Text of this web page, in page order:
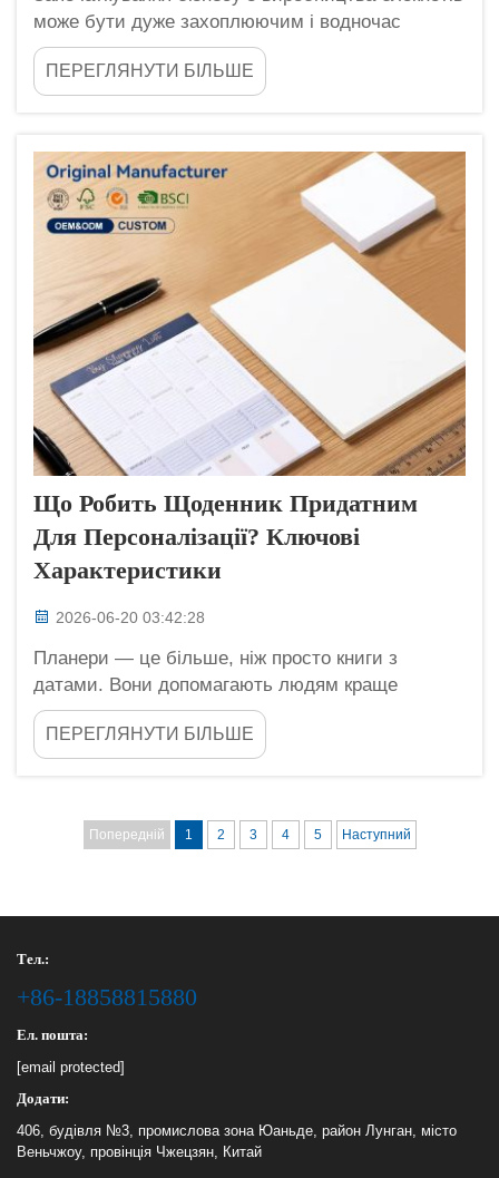
може бути дуже захоплюючим і водночас
винагороджувальним. У компанії Longgang Haha
ми розуміємо, наскільки важливо розвивати
бізнес і досягати більшої кількості клієнтів. Один
співпраця з OEM-виробниками, тобто
виробниками оригінального обладнання...
ПЕРЕГЛЯНУТИ БІЛЬШЕ
Що Робить Щоденник Придатним
Для Персоналізації? Ключові
Характеристики
2026-06-20 03:42:28
Планери — це більше, ніж просто книги з
датами. Вони допомагають людям краще
організовувати своє життя. Хороший планер має
бути не лише з порожніми сторінками або
завжди однаковим нудним дизайном. Це наче
спеціалізованими планерами, ми...
ПЕРЕГЛЯНУТИ БІЛЬШЕ
Попередній 1 2 3 4 5 Наступний
Тел.:
+86-18858815880
Ел. пошта:
[email protected]
Додати:
406, будівля №3, промислова зона Юаньде, район Лунган, місто
Веньчжоу, провінція Чжецзян, Китай